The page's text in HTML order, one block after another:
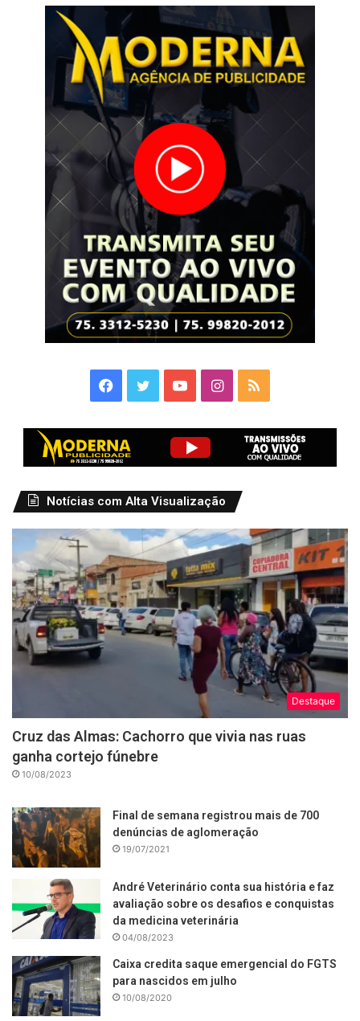
Facebook
TwitterYouTubeInstagram
RSS
Notícias com Alta Visualização
Destaque
Cruz das Almas: Cachorro que vivia nas ruas
ganha cortejo fúnebre
10/08/2023
Final de semana registrou mais de 700
denúncias de aglomeração
19/07/2021
André Veterinário conta sua história e faz
avaliação sobre os desafios e conquistas
da medicina veterinária
04/08/2023
Caixa credita saque emergencial do FGTS
para nascidos em julho
10/08/2020